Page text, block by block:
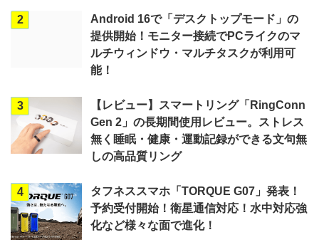
2
Android 16で「デスクトップモード」の
提供開始！モニター接続でPCライクのマ
ルチウィンドウ・マルチタスクが利用可
能！
3
【レビュー】スマートリング「RingConn
Gen 2」の長期間使用レビュー。ストレス
無く睡眠・健康・運動記録ができる文句無
しの高品質リング
4
タフネススマホ「TORQUE G07」発表！
予約受付開始！衛星通信対応！水中対応強
化など様々な面で進化！